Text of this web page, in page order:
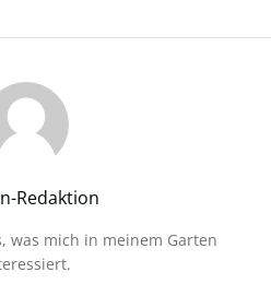
Redaktion
was mich in meinem Garten